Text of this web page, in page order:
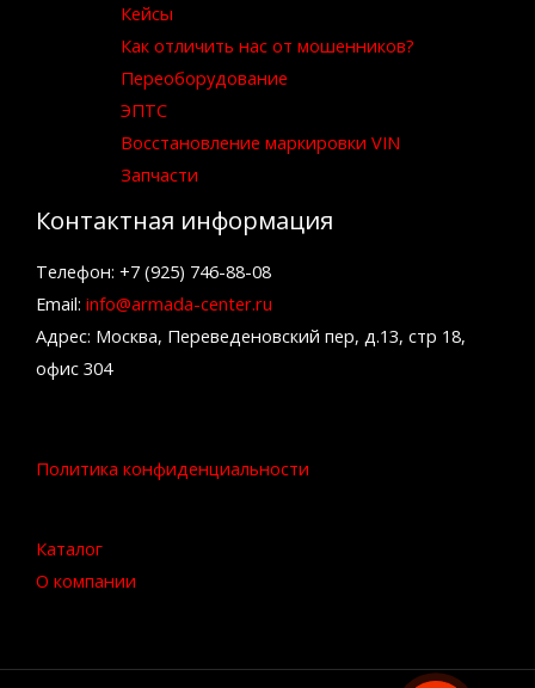
Кейсы
Как отличить нас от мошенников?
Переоборудование
ЭПТС
Восстановление маркировки VIN
Запчасти
Контактная информация
Телефон: +7 (925) 746-88-08
Email: info@armada-center.ru
Адрес: Москва, Переведеновский пер, д.13, стр 18,
офис 304
Политика конфиденциальности
Каталог
О компании